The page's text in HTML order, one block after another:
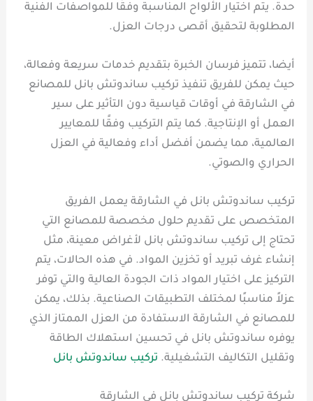
حدة. يتم اختيار الألواح المناسبة وفقًا للمواصفات الفنية
المطلوبة لتحقيق أقصى درجات العزل.
أيضا، تتميز فرسان الخبرة بتقديم خدمات سريعة وفعالة،
حيث يمكن للفريق تنفيذ تركيب ساندوتش بانل للمصانع
في الشارقة في أوقات قياسية دون التأثير على سير
العمل أو الإنتاجية. كما يتم التركيب وفقًا للمعايير
العالمية، مما يضمن أفضل أداء وفعالية في العزل
الحراري والصوتي.
تركيب ساندوتش بانل في الشارقة يعمل الفريق
المتخصص على تقديم حلول مخصصة للمصانع التي
تحتاج إلى تركيب ساندوتش بانل لأغراض معينة، مثل
إنشاء غرف تبريد أو تخزين المواد. في هذه الحالات، يتم
التركيز على اختيار المواد ذات الجودة العالية والتي توفر
عزلاً مناسبًا لمختلف التطبيقات الصناعية. بذلك، يمكن
للمصانع في الشارقة الاستفادة من العزل الممتاز الذي
يوفره ساندوتش بانل في تحسين استهلاك الطاقة
وتقليل التكاليف التشغيلية. تركيب ساندوتش بانل
شركة تركيب ساندوتش بانل في الشارقة